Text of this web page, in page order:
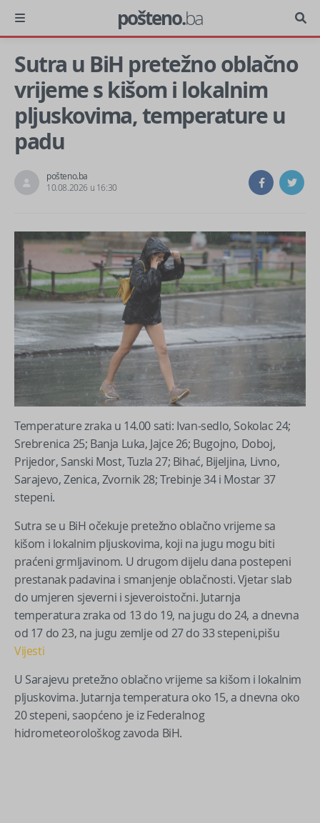
pošteno.ba
Sutra u BiH pretežno oblačno
vrijeme s kišom i lokalnim
pljuskovima, temperature u
padu
pošteno.ba
10.08.2026 u 16:30
Temperature zraka u 14.00 sati: Ivan-sedlo, Sokolac 24;
Srebrenica 25; Banja Luka, Jajce 26; Bugojno, Doboj,
Prijedor, Sanski Most, Tuzla 27; Bihać, Bijeljina, Livno,
Sarajevo, Zenica, Zvornik 28; Trebinje 34 i Mostar 37
stepeni.
Sutra se u BiH očekuje pretežno oblačno vrijeme sa
kišom i lokalnim pljuskovima, koji na jugu mogu biti
praćeni grmljavinom. U drugom dijelu dana postepeni
prestanak padavina i smanjenje oblačnosti. Vjetar slab
do umjeren sjeverni i sjeveroistočni. Jutarnja
temperatura zraka od 13 do 19, na jugu do 24, a dnevna
od 17 do 23, na jugu zemlje od 27 do 33 stepeni,pišu
Vijesti
U Sarajevu pretežno oblačno vrijeme sa kišom i lokalnim
pljuskovima. Jutarnja temperatura oko 15, a dnevna oko
20 stepeni, saopćeno je iz Federalnog
hidrometeorološkog zavoda BiH.